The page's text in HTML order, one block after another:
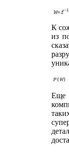
К
из
Еще